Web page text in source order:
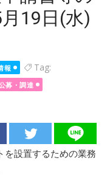
19日(水)
報 Tag:
募・調達
を設置するための業務